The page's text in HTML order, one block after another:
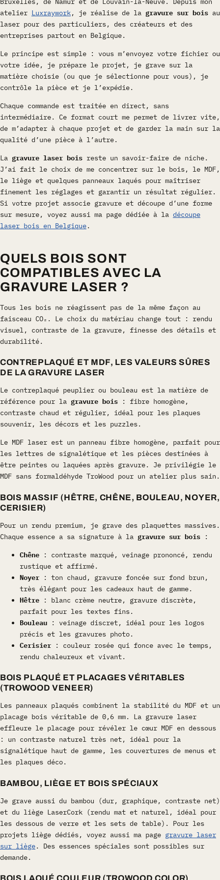
atelier Luxraywork, je réalise de la gravure sur bois au
laser pour des particuliers, des créateurs et des
entreprises partout en Belgique.
Le principe est simple : vous m’envoyez votre fichier ou
votre idée, je prépare le projet, je grave sur la
matière choisie (ou que je sélectionne pour vous), je
contrôle la pièce et je l’expédie.
Chaque commande est traitée en direct, sans
intermédiaire. Ce format court me permet de livrer vite,
de m’adapter à chaque projet et de garder la main sur la
qualité d’une pièce à l’autre.
La gravure laser bois reste un savoir-faire de niche.
J’ai fait le choix de me concentrer sur le bois, le MDF,
le liège et quelques panneaux laqués pour maîtriser
finement les réglages et garantir un résultat régulier.
Si votre projet associe gravure et découpe d’une forme
sur mesure, voyez aussi ma page dédiée à la découpe
laser bois en Belgique.
QUELS BOIS SONT
COMPATIBLES AVEC LA
GRAVURE LASER ?
Tous les bois ne réagissent pas de la même façon au
faisceau CO₂. Le choix du matériau change tout : rendu
visuel, contraste de la gravure, finesse des détails et
durabilité.
CONTREPLAQUÉ ET MDF, LES VALEURS SÛRES
DE LA GRAVURE LASER
Le contreplaqué peuplier ou bouleau est la matière de
référence pour la gravure bois : fibre homogène,
contraste chaud et régulier, idéal pour les plaques
souvenir, les décors et les puzzles.
Le MDF laser est un panneau fibre homogène, parfait pour
les lettres de signalétique et les pièces destinées à
être peintes ou laquées après gravure. Je privilégie le
MDF sans formaldéhyde TroWood pour un atelier plus sain.
BOIS MASSIF (HÊTRE, CHÊNE, BOULEAU, NOYER,
CERISIER)
Pour un rendu premium, je grave des plaquettes massives.
Chaque essence a sa signature à la gravure sur bois :
Chêne : contraste marqué, veinage prononcé, rendu
rustique et affirmé.
Noyer : ton chaud, gravure foncée sur fond brun,
très élégant pour les cadeaux haut de gamme.
Hêtre : blanc crème neutre, gravure discrète,
parfait pour les textes fins.
Bouleau : veinage discret, idéal pour les logos
précis et les gravures photo.
Cerisier : couleur rosée qui fonce avec le temps,
rendu chaleureux et vivant.
BOIS PLAQUÉ ET PLACAGES VÉRITABLES
(TROWOOD VENEER)
Les panneaux plaqués combinent la stabilité du MDF et un
placage bois véritable de 0,6 mm. La gravure laser
effleure le placage pour révéler le cœur MDF en dessous
: un contraste naturel très net, idéal pour la
signalétique haut de gamme, les couvertures de menus et
les plaques déco.
BAMBOU, LIÈGE ET BOIS SPÉCIAUX
Je grave aussi du bambou (dur, graphique, contraste net)
et du liège LaserCork (rendu mat et naturel, idéal pour
les dessous de verre et les sets de table). Pour les
projets liège dédiés, voyez aussi ma page gravure laser
sur liège. Des essences spéciales sont possibles sur
demande.